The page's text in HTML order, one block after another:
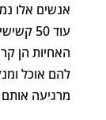
אנשים אלו
עוד
האחיות הן
להם אוכל
מרגיעה